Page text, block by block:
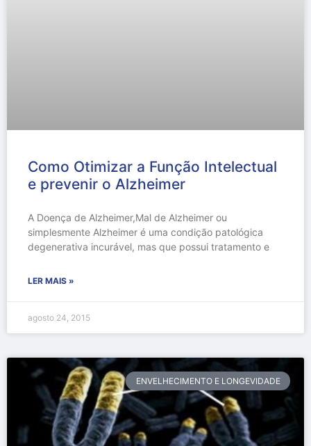
Como Otimizar a Função Intelectual
e prevenir o Alzheimer
A Doença de Alzheimer,Mal de Alzheimer ou
simplesmente Alzheimer é uma condição patológica
degenerativa incurável, mas que possui tratamento e
LER MAIS »
agosto 24, 2015
ENVELHECIMENTO E LONGEVIDADE